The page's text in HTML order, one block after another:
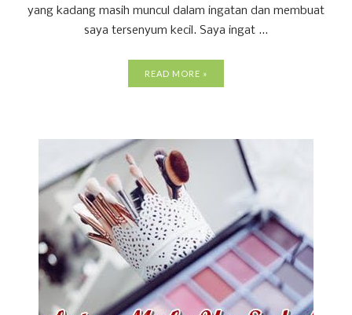
yang kadang masih muncul dalam ingatan dan membuat
saya tersenyum kecil. Saya ingat ...
READ MORE »